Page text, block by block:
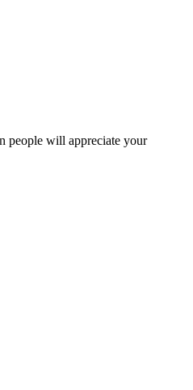
people will appreciate your